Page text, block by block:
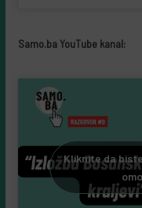
Samo.ba YouTube kanal:
Kliknite da